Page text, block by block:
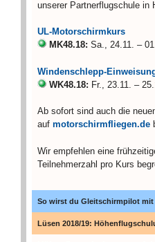
unserer Partnerflugschule in
UL-Motorschirmkurs
MK48.18: Sa., 24.11. –
Windenschlepp-
WK48.18: Fr., 23.11. –
Ab sofort sind auch die
auf motorschirmfliegen.de
Wir empfehlen eine
Teilnehmerzahl pro Kurs
So wirst du Gleitschirmpilot mit
Lüsen 2018/19: